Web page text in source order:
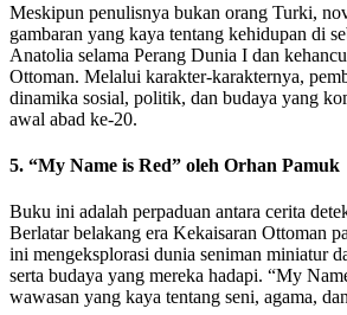
Meskipun penulisnya bukan orang Turki,
gambaran yang kaya tentang kehidupan di
Anatolia selama Perang Dunia I dan
Ottoman. Melalui karakter-karakternya,
dinamika sosial, politik, dan budaya yang
awal abad ke-20.
5. “My Name is Red” oleh Orhan Pamuk
Buku ini adalah perpaduan antara cerita
Berlatar belakang era Kekaisaran Ottoman
ini mengeksplorasi dunia seniman miniatur
serta budaya yang mereka hadapi. “My
wawasan yang kaya tentang seni, agama,